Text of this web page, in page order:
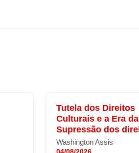
Tutela dos Direitos
Culturais e a Era da
Supressão dos
Washington Assis